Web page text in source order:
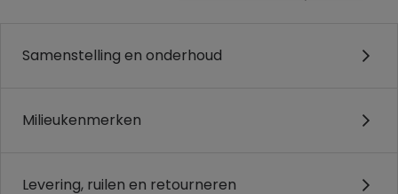
Samenstelling en onderhoud
Milieukenmerken
Levering, ruilen en retourneren